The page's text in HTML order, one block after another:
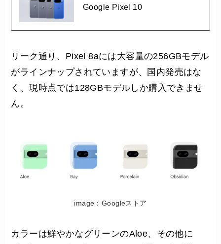
Google Pixel 10
リーク通り、Pixel 8aには大容量の256GBモデル
がラインナップされていますが、国内発売はな
く、現時点では128GBモデルしか購入できませ
ん。
image：Googleストア
カラーは鮮やかなグリーンのAloe、その他に